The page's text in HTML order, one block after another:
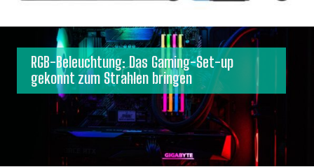
RGB-Beleuchtung: Das Gaming-Set-up
gekonnt zum Strahlen bringen